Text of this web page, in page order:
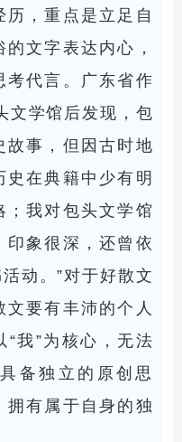
，重点是立足自
文字表达内心，
考代言。广东省作
文学馆后发现，包
故事，但因古时地
在典籍中少有明
；我对包头文学馆
印象很深，还曾依
动。”对于好散文
要有丰沛的个人
我”为核心，无法
备独立的原创思
拥有属于自身的独